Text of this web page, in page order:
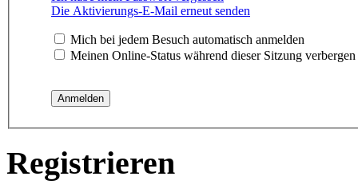
Die Aktivierungs-E-Mail erneut senden
Mich bei jedem Besuch automatisch anmelden
Meinen Online-Status während dieser Sitzung verbergen
Registrieren